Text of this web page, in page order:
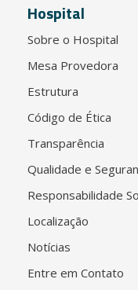
Hospital
Sobre o Hospital
Mesa Provedora
Estrutura
Código de Ética
Transparência
Qualidade e
Responsabilidade
Localização
Notícias
Entre em Contato